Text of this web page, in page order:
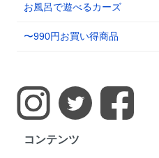
お風呂で遊べるカーズ
〜990円お買い得商品
コンテンツ